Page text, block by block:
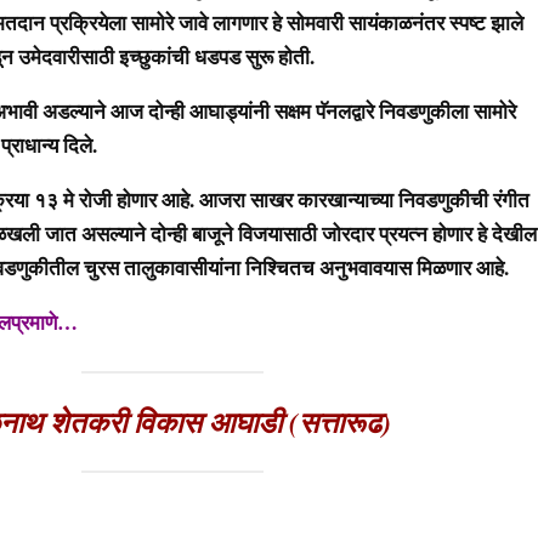
प्रक्रियेला सामोरे जावे लागणार हे सोमवारी सायंकाळनंतर स्पष्ट झाले
उमेदवारीसाठी इच्छुकांची धडपड सुरू होती.
अडल्याने आज दोन्ही आघाड्यांनी सक्षम पॅनलद्वारे निवडणुकीला सामोरे
दिले.
१३ मे रोजी होणार आहे. आजरा साखर कारखान्याच्या निवडणुकीची रंगीत
जात असल्याने दोन्ही बाजूने विजयासाठी जोरदार प्रयत्न होणार हे देखील
चुरस तालुकावासीयांना निश्चितच अनुभवावयास मिळणार आहे.
शेतकरी विकास आघाडी (सत्तारूढ)